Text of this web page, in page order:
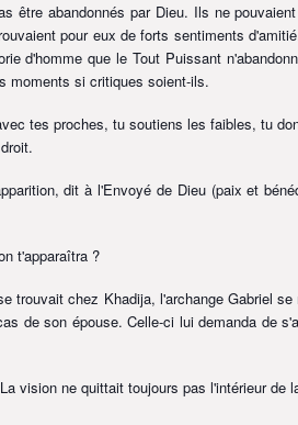
être abandonnés par Dieu. Ils ne
pour eux de forts sentiments
d'homme que le Tout Puissant
moments si critiques soient-ils.
tes proches, tu soutiens les faibles, tu
dit à l'Envoyé de Dieu (paix et
t'apparaîtra ?
trouvait chez Khadija, l'archange Gabriel
de son épouse. Celle-ci lui demanda de
vision ne quittait toujours pas l'intérieur de